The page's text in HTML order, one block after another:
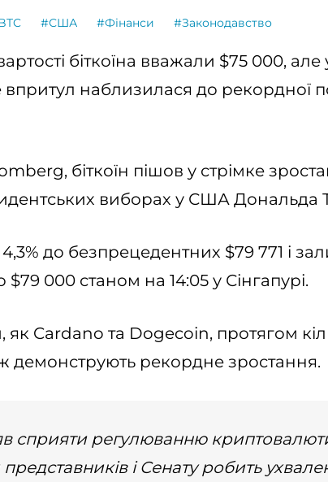
#США #Фінанси #Законодавство
біткоїна вважали $75 000, але
наблизилася до рекордної
біткоїн пішов у стрімке
виборах у США Дональда
4,3% до безпрецедентних $79 771 і
$79 000 станом на 14:05 у Сінгапурі.
як Cardano та Dogecoin, протягом
демонструють рекордне зростання.
сприяти регулюванню
і Сенату робить